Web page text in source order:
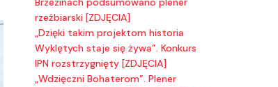
rzeźbiarski [ZDJĘCIA]
„Dzięki takim projektom historia
Wyklętych staje się żywa”. Konkurs
IPN rozstrzygnięty [ZDJĘCIA]
„Wdzięczni Bohaterom”. Plener